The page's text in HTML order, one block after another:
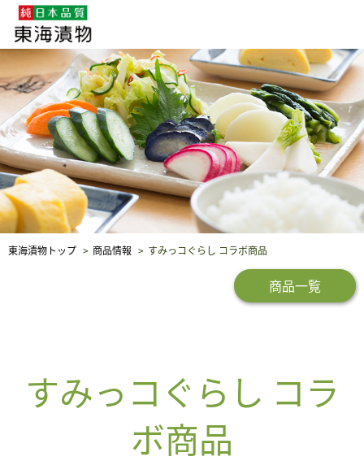
企業・採用情報 社会貢献 品質保証
東海漬物トップ 商品情報 すみっコぐらし コラボ商品
商品一覧
すみっコぐらし コラ
ボ商品